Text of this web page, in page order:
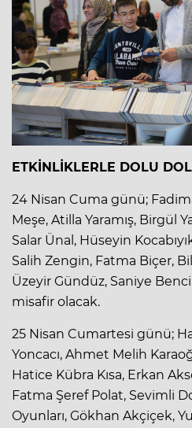
ETKİNLİKLERLE DOLU
24 Nisan Cuma günü;
Meşe, Atilla Yaramış, Birgül
Salar Ünal, Hüseyin
Salih Zengin, Fatma Biçer,
Üzeyir Gündüz, Saniye
misafir olacak.
25 Nisan Cumartesi günü;
Yoncacı, Ahmet Melih
Hatice Kübra Kısa, Erkan
Fatma Şeref Polat, Sevimli
Oyunları, Gökhan Akçiçek,